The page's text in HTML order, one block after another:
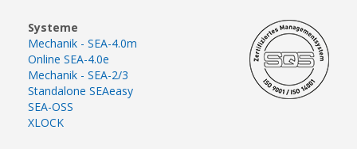
Systeme
Mechanik - SEA-4.0m
Online SEA-4.0e
Mechanik - SEA-2/3
Standalone SEAeasy
SEA-OSS
XLOCK